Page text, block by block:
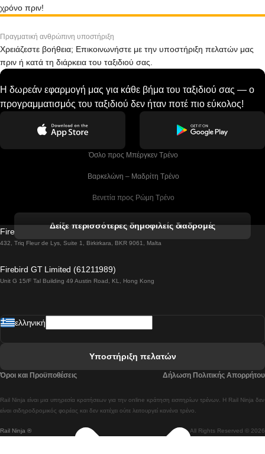
χρόνο πριν!
Πραγματική ανθρώπινη υποστήριξη
Χρειάζεστε βοήθεια; Επικοινωνήστε με την υποστήριξη πελατών μας
πριν ή κατά τη διάρκεια του ταξιδιού σας.
Η δωρεάν εφαρμογή μας για κάθε βήμα του ταξιδιού σας — ο
προγραμματισμός του ταξιδιού δεν ήταν ποτέ πιο εύκολος!
Όσλο προς Μπέργκεν Tρένο
Βαρκελώνη – Μαδρίτη Tρένο
Βενετία προς Ρώμη Τρένο
Βιέννη προς Σάλτσμπουργκ Τρένα
Βουδαπέστη προς Πράγα Tρένο
Λισαβόνα προς Λάγος Tρένο
Λισαβόνα προς Μαδρίτη Τρένα
Δείξε περισσότερες δημοφιλείς διαδρομές
Firebird GT Limited (OC 1451)
432, Triq Fleur de Lys, Suite 1, Birkirkara, BKR 9061, Malta
Firebird GT Limited (61211989)
Unit G 15/F Tal Building 49 Austin Road, KL, Hong Kong
Rail Ninja ® All Rights Reserved © 2026
Rail Ninja είναι μια υπηρεσία κρατήσεων για την online κράτηση εισιτηρίων τρένων. Η Rail Ninja δεν
είναι σιδηροδρομικός φορέας και δεν κατέχει ούτε λειτουργεί κανένα τρένο.
ελληνική
Υποστήριξη πελατών
Όροι και Προϋποθέσεις Δήλωση Πολιτικής Απορρήτου